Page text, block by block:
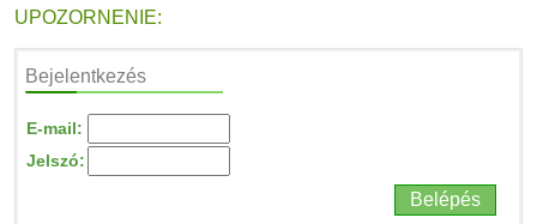
UPOZORNENIE:
Bejelentkezés
E-mail:
Jelszó: